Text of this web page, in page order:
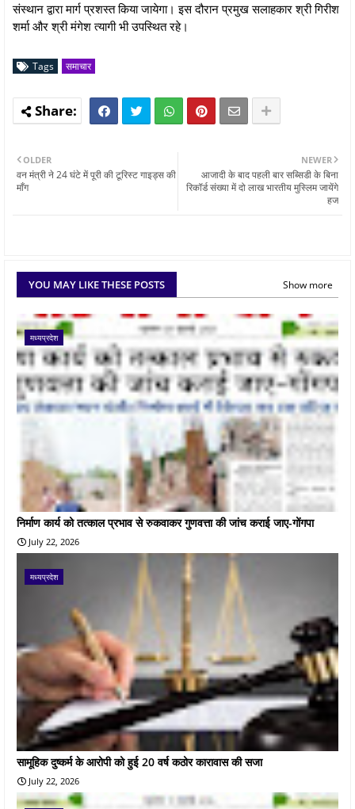
संस्थान द्वारा मार्ग प्रशस्त किया जायेगा। इस दौरान प्रमुख सलाहकार श्री गिरीश
शर्मा और श्री मंगेश त्यागी भी उपस्थित रहे।
Tags समाचार
NEWER
आजादी के बाद पहली बार सब्सिडी के बिना
रिकॉर्ड संख्‍या में दो लाख भारतीय मुस्लिम जायेंगे
हज
OLDER
वन मंत्री ने 24 घंटे में पूरी की टूरिस्ट गाइड्स की
माँग
YOU MAY LIKE THESE POSTS Show more
मध्यप्रदेश
निर्माण कार्य को तत्काल प्रभाव से रुकवाकर गुणवत्ता की जांच कराई जाए-गोंगपा
July 22, 2026
मध्यप्रदेश
सामूहिक दुष्कर्म के आरोपी को हुई 20 वर्ष कठोर कारावास की सजा
July 22, 2026